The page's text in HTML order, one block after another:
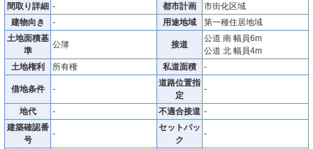
間取り詳細 - 都市計画
市街化区域
建物向き
- 用途地域
第一種住居地域
土地面積基
準
公簿 接道
公道 南 幅員6m
公道 北 幅員4m
土地権利
所有権 私道面積 -
借地条件 -
道路位置指
定
-
地代 - 不適合接道 -
建築確認番
号
-
セットバッ
ク
-